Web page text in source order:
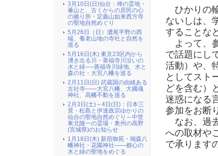
ひかりの
ないしは、
することな
よって、
で話題にし
活動）や、
としてスト
どを含む）
迷惑になる
参加をお断
なお、過
への取材や
で承ります
3月10日(日)仙台：禅の霊地・
蕃山と、古くからの庶民の心
の拠り所・定義山如来西方寺
の聖地自然めぐり
5月26日（日）濃尾平野の西
端、養老山地の寺社と自然を
巡る
5月16日(木) 東京23区内から
湧き出る川・善福寺川沿いの
水と緑──善福寺川緑地、水と
森の社・大宮八幡を巡る
2月11日(日) 武蔵国の由緒ある
古社寺――大宮八幡、大國魂
神社、高幡不動を巡る
2月3日(土)～4日(日)：日本三
景・松島と伊達政宗ゆかりの
仙台の聖地自然めぐり～中世
東北随一の霊場・奥州の高野
(宮城県)のお知らせ
1月18日(木) 新宿御苑・鳩森八
幡神社・花園神社――都心の
水と緑の聖地をめぐる